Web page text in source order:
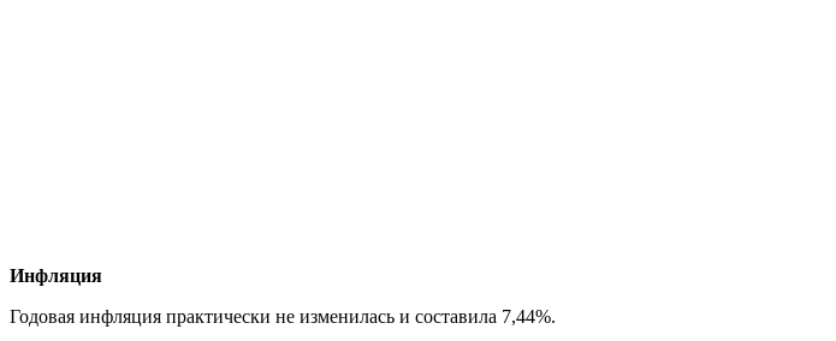
Инфляция
Годовая инфляция практически не изменилась и составила 7,44%.